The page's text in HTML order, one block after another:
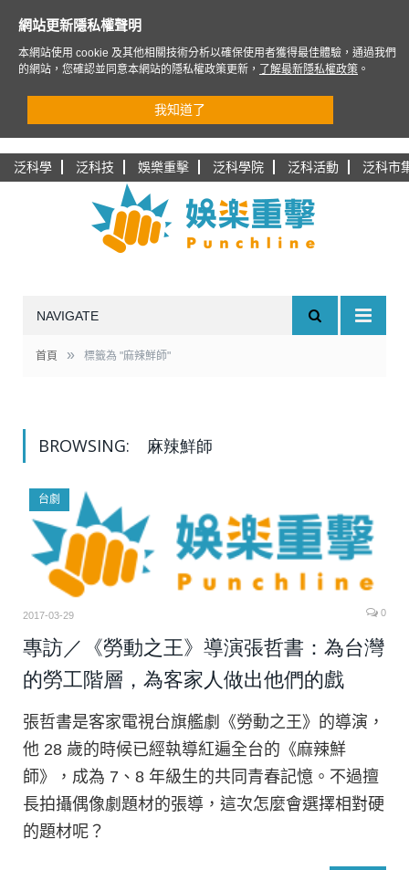
泛科學 泛科技 娛樂重擊 泛科學院 泛科活動 泛科市
NAVIGATE
首頁 » 標籤為 "麻辣鮮師"
BROWSING: 麻辣鮮師
台劇
2017-03-29 0
專訪／《勞動之王》導演張哲書：為台灣
的勞工階層，為客家人做出他們的戲
張哲書是客家電視台旗艦劇《勞動之王》的導演，
他 28 歲的時候已經執導紅遍全台的《麻辣鮮
師》，成為 7、8 年級生的共同青春記憶。不過擅
長拍攝偶像劇題材的張導，這次怎麼會選擇相對硬
的題材呢？
網站更新隱私權聲明
本網站使用 cookie 及其他相關技術分析以確保使用者獲得最佳體驗，通過我們
的網站，您確認並同意本網站的隱私權政策更新，
了解最新隱私權政策 。
我知道了